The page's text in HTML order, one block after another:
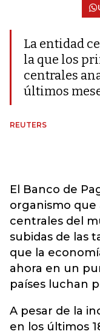
La entidad
la que los
centrales
últimos
REUTERS
El Banco de
organismo que
centrales del
subidas de las
que la
ahora en un
países luchan
A pesar de la
en los últimos